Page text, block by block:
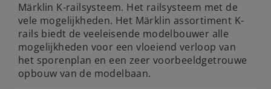
Märklin K-railsysteem. Het railsysteem met de
vele mogelijkheden. Het Märklin assortiment K-
rails biedt de veeleisende modelbouwer alle
mogelijkheden voor een vloeiend verloop van
het sporenplan en een zeer voorbeeldgetrouwe
opbouw van de modelbaan.